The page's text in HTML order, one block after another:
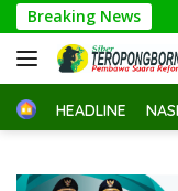
Langsung
ke
konten
Breaking News
2029
HomeHEADLINE